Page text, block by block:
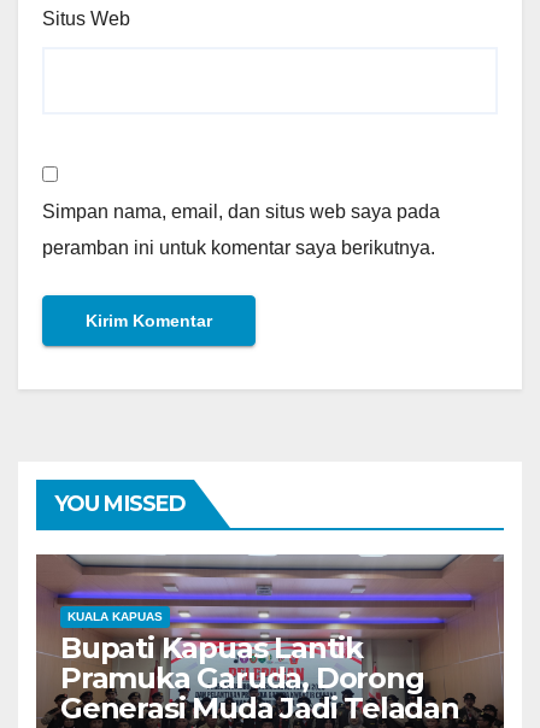
Situs Web
Simpan nama, email, dan situs web saya pada
peramban ini untuk komentar saya berikutnya.
YOU MISSED
KUALA KAPUAS
Bupati Kapuas Lantik
Pramuka Garuda, Dorong
Generasi Muda Jadi Teladan